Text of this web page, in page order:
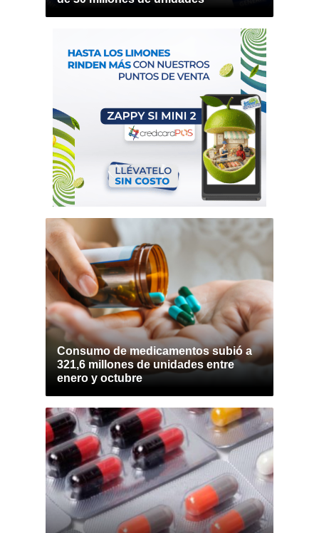
Consumo de medicamentos subió a
321,6 millones de unidades entre
enero y octubre